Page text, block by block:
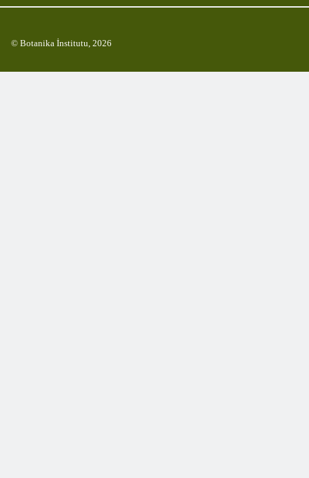
© Botanika İnstitutu, 2026